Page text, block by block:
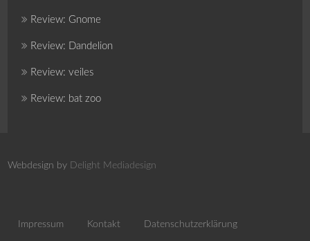
Review: Gnome
Review: Dandelion
Review: veiles
Review: bat zoo
Webdesign by Delight Mediadesign
Impressum Kontakt Datenschutzerklärung